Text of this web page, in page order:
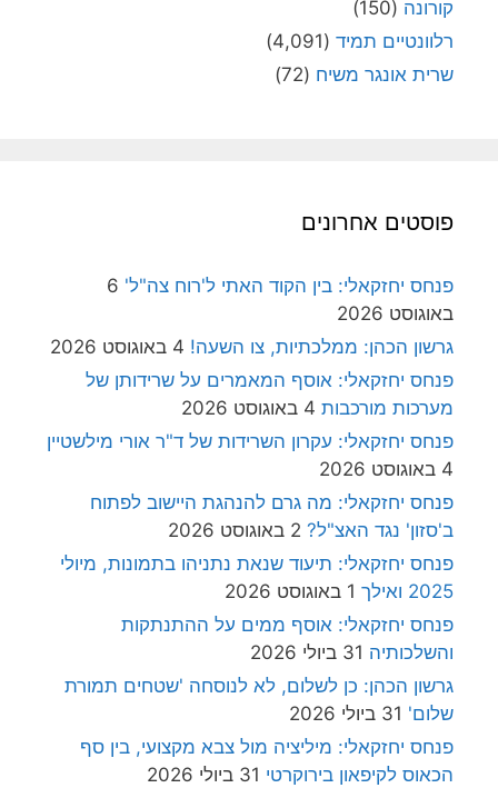
קורונה (150)
רלוונטיים תמיד (4,091)
שרית אונגר משיח (72)
פוסטים אחרונים
פנחס יחזקאלי: בין הקוד האתי ל'רוח צה"ל' 6
באוגוסט 2026
גרשון הכהן: ממלכתיות, צו השעה! 4 באוגוסט 2026
פנחס יחזקאלי: אוסף המאמרים על שרידותן של
מערכות מורכבות 4 באוגוסט 2026
פנחס יחזקאלי: עקרון השרידות של ד"ר אורי מילשטיין
4 באוגוסט 2026
פנחס יחזקאלי: מה גרם להנהגת היישוב לפתוח
ב'סזון' נגד האצ"ל? 2 באוגוסט 2026
פנחס יחזקאלי: תיעוד שנאת נתניהו בתמונות, מיולי
2025 ואילך
1 באוגוסט 2026
פנחס יחזקאלי: אוסף ממים על ההתנתקות
והשלכותיה 31 ביולי 2026
גרשון הכהן: כן לשלום, לא לנוסחה 'שטחים תמורת
שלום' 31 ביולי 2026
פנחס יחזקאלי: מיליציה מול צבא מקצועי, בין סף
הכאוס לקיפאון בירוקרטי 31 ביולי 2026